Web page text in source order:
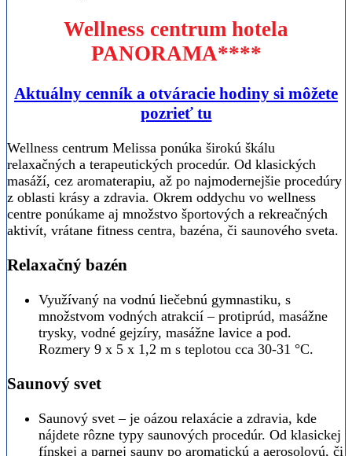
Wellness centrum hotela
PANORAMA****
Aktuálny cenník a otváracie hodiny si môžete
pozrieť tu
Wellness centrum Melissa ponúka širokú škálu
relaxačných a terapeutických procedúr. Od klasických
masáží, cez aromaterapiu, až po najmodernejšie procedúry
z oblasti krásy a zdravia. Okrem oddychu vo wellness
centre ponúkame aj množstvo športových a rekreačných
aktivít, vrátane fitness centra, bazéna, či saunového sveta.
Relaxačný bazén
Využívaný na vodnú liečebnú gymnastiku, s
množstvom vodných atrakcií – protiprúd, masážne
trysky, vodné gejzíry, masážne lavice a pod.
Rozmery 9 x 5 x 1,2 m s teplotou cca 30-31 °C.
Saunový svet
Saunový svet – je oázou relaxácie a zdravia, kde
nájdete rôzne typy saunových procedúr. Od klasickej
fínskej a parnej sauny po aromatickú a aerosolovú, či